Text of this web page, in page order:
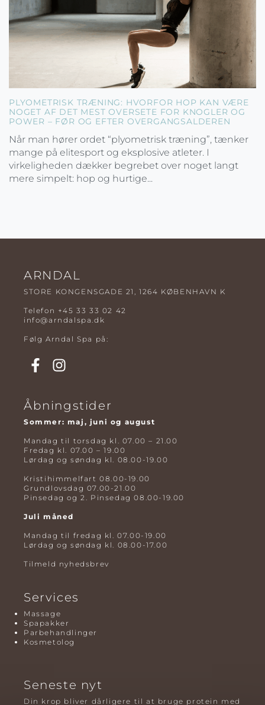
PLYOMETRISK TRÆNING: HVORFOR HOP KAN VÆRE
NOGET AF DET MEST OVERSETE FOR KNOGLER OG
POWER – FØR OG EFTER OVERGANGSALDEREN
Når man hører ordet “plyometrisk træning”, tænker
mange på elitesport og eksplosive atleter. I
virkeligheden dækker begrebet over noget langt
mere simpelt: hop og hurtige...
ARNDAL
STORE KONGENSGADE 21, 1264 KØBENHAVN K
Telefon +45 33 33 02 42
info@arndalspa.dk
Følg Arndal Spa på:
Åbningstider
Sommer: maj, juni og august
Mandag til torsdag kl. 07.00 – 21.00
Fredag kl. 07.00 – 19.00
Lørdag og søndag kl. 08.00-19.00
Kristihimmelfart 08.00-19.00
Grundlovsdag 07.00-21.00
Pinsedag og 2. Pinsedag 08.00-19.00
Juli måned
Mandag til fredag kl. 07.00-19.00
Lørdag og søndag kl. 08.00-17.00
Tilmeld nyhedsbrev
Services
Massage
Spapakker
Parbehandlinger
Kosmetolog
Seneste nyt
Din krop bliver dårligere til at bruge protein med